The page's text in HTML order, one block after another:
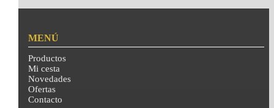
MENÚ
Productos
Mi cesta
Novedades
Ofertas
Contacto